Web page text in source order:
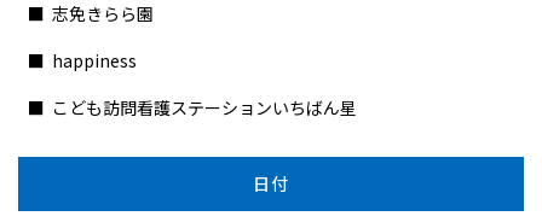
志免きらら園
happiness
こども訪問看護ステーションいちばん星
日付